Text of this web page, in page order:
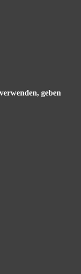
geben